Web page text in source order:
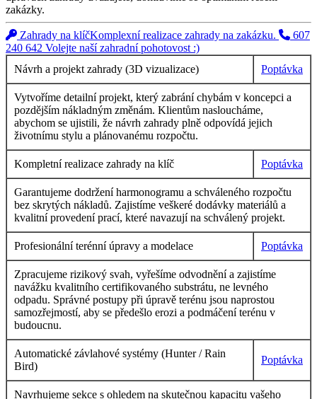
zakázky.
Zahrady na klíčKomplexní realizace zahrady na zakázku.
607
240 642 Volejte naší zahradní pohotovost :)
Návrh a projekt zahrady (3D vizualizace)
Poptávka
Vytvoříme detailní projekt, který zabrání chybám v koncepci a
pozdějším nákladným změnám. Klientům nasloucháme,
abychom se ujistili, že návrh zahrady plně odpovídá jejich
životnímu stylu a plánovanému rozpočtu.
Kompletní realizace zahrady na klíč Poptávka
Garantujeme dodržení harmonogramu a schváleného rozpočtu
bez skrytých nákladů. Zajistíme veškeré dodávky materiálů a
kvalitní provedení prací, které navazují na schválený projekt.
Profesionální terénní úpravy a modelace Poptávka
Zpracujeme rizikový svah, vyřešíme odvodnění a zajistíme
navážku kvalitního certifikovaného substrátu, ne levného
odpadu. Správné postupy při úpravě terénu jsou naprostou
samozřejmostí, aby se předešlo erozi a podmáčení terénu v
budoucnu.
Automatické závlahové systémy (Hunter / Rain
Bird)
Poptávka
Navrhujeme sekce s ohledem na skutečnou kapacitu vašeho